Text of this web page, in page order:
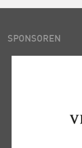
SPONSOREN